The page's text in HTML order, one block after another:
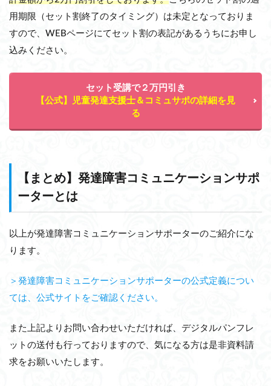
用期限（セット割終了のタイミング）は未定となっておりま
すので、WEBページにてセット割の表記があるうちにお申し
込みください。
セット受講で２万円引き
【公式】児童発達支援士＆コミュサポの詳細を見
る
【まとめ】発達障害コミュニケーションサポ
ーターとは
以上が発達障害コミュニケーションサポーターのご紹介にな
ります。
＞発達障害コミュニケーションサポーターの公式定義につい
ては、公式サイトをご確認ください。
また上記よりお問い合わせいただければ、デジタルパンフレ
ットの送付も行っておりますので、気になる方は是非資料請
求をお願いいたします。